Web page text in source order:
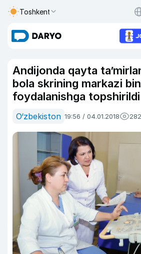
Toshkent
Andijonda qayta
bola skrining markazi
foydalanishga topshirildi
O‘zbekiston 19:56 / 04.01.2018